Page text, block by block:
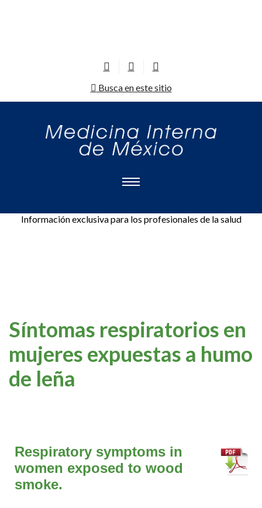
Busca en este sitio
Información exclusiva para los profesionales de la salud
Síntomas respiratorios en
mujeres expuestas a humo
de leña
Respiratory symptoms in
women exposed to wood
smoke.